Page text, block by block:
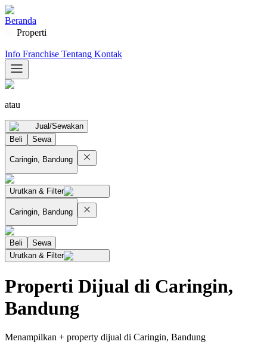
Beranda
Properti
Info Franchise Tentang Kontak
atau
Jual/Sewakan
Beli
Sewa
Caringin, Bandung
Urutkan & Filter
Caringin, Bandung
Beli
Sewa
Urutkan & Filter
Properti Dijual di Caringin,
Bandung
Menampilkan + property dijual di Caringin, Bandung